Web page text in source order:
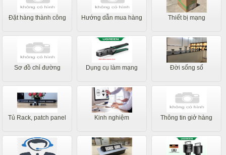
Đặt hàng thành công Hướng dẫn mua hàng Thiết bị mạng
Sơ đồ chỉ đường Dụng cụ làm mạng Đời sống số
Tủ Rack, patch panel Kinh nghiệm Thông tin giở hàng